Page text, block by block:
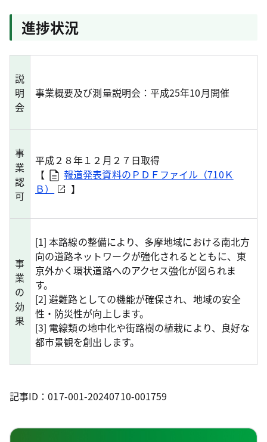
進捗状況
説
明
会
事業概要及び測量説明会：平成25年10月開催
事
業
認
可
平成２８年１２月２７日取得
【
報道発表資料のＰＤＦファイル（710Ｋ
Ｂ）
】
事
業
の
効
果
[1] 本路線の整備により、多摩地域における南北方
向の道路ネットワークが強化されるとともに、東
京外かく環状道路へのアクセス強化が図られま
す。
[2] 避難路としての機能が確保され、地域の安全
性・防災性が向上します。
[3] 電線類の地中化や街路樹の植栽により、良好な
都市景観を創出します。
記事ID：017-001-20240710-001759